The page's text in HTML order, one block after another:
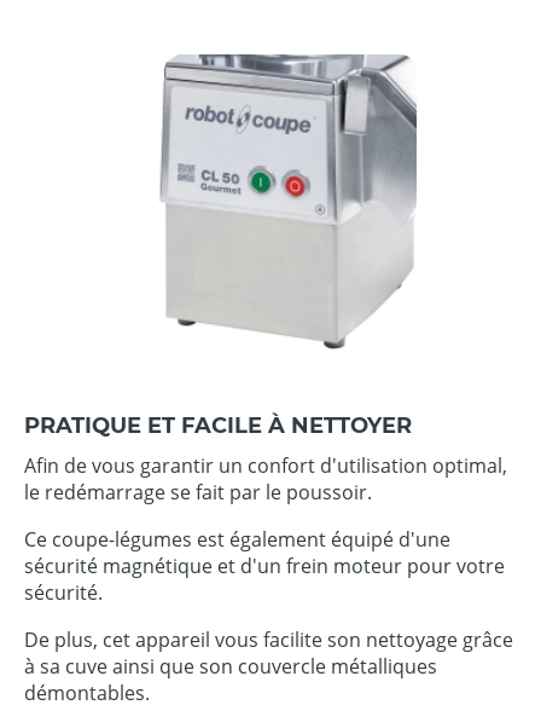
PRATIQUE ET FACILE À NETTOYER
Afin de vous garantir un confort d'utilisation optimal,
le redémarrage se fait par le poussoir.
Ce coupe-légumes est également équipé d'une
sécurité magnétique et d'un frein moteur pour votre
sécurité.
De plus, cet appareil vous facilite son nettoyage grâce
à sa cuve ainsi que son couvercle métalliques
démontables.